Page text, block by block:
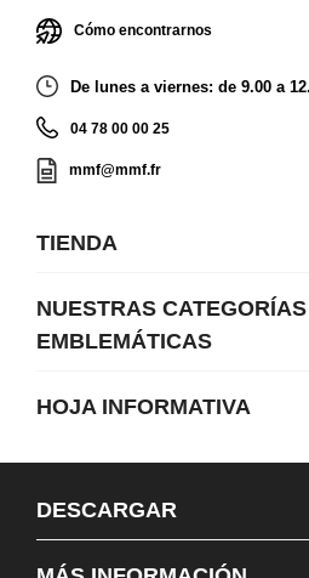
Cómo encontrarnos
De lunes a viernes: de 9.00 a
04 78 00 00 25
mmf@mmf.fr
TIENDA
NUESTRAS CATEGORÍAS
EMBLEMÁTICAS
HOJA INFORMATIVA
DESCARGAR